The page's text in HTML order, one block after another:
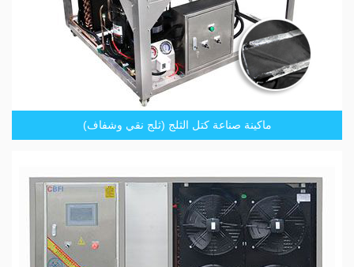
ماكينة صناعة كتل الثلج (ثلج نقي وشفاف)